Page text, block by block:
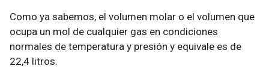
Como ya sabemos, el volumen molar o el volumen que
ocupa un mol de cualquier gas en condiciones
normales de temperatura y presión y equivale es de
22,4 litros.